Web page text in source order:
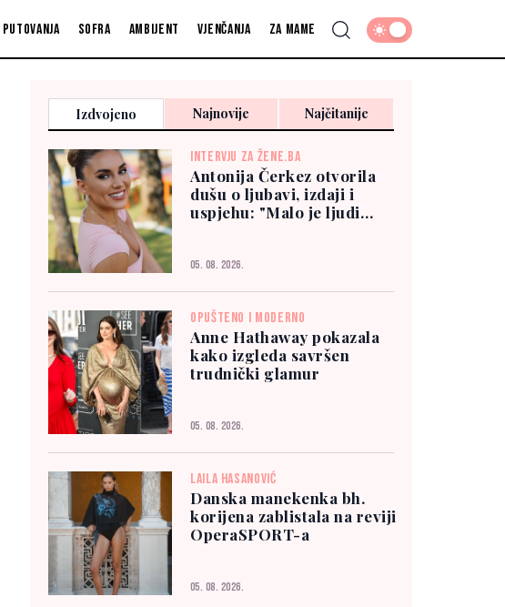
Putovanja Sofra Ambijent Vjenčanja Za mame
Izdvojeno Najnovije Najčitanije
INTERVJU ZA ŽENE.BA
Antonija Čerkez otvorila
dušu o ljubavi, izdaji i
uspjehu: "Malo je ljudi
05. 08. 2026.
OPUŠTENO I MODERNO
Anne Hathaway pokazala
kako izgleda savršen
trudnički glamur
05. 08. 2026.
LAILA HASANOVIĆ
Danska manekenka bh.
korijena zablistala na reviji
OperaSPORT-a
05. 08. 2026.